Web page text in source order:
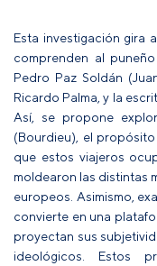
Esta investigación gira
comprenden al
Pedro Paz Soldán
Ricardo Palma, y la
Así, se propone
(Bourdieu), el
que estos viajeros
moldearon las distintas
europeos. Asimismo,
convierte en una
proyectan sus
ideológicos. Estos